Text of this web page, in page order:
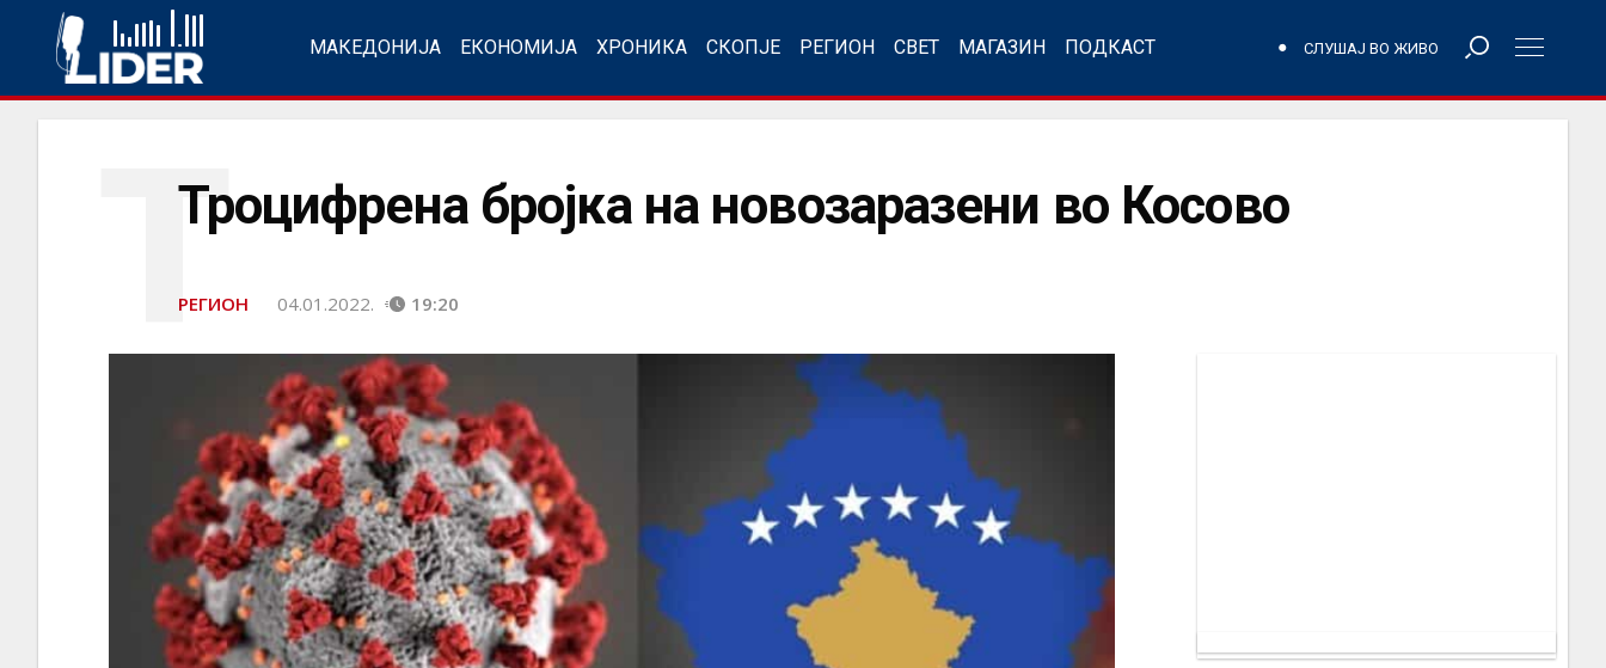
МАКЕДОНИЈА ЕКОНОМИЈА ХРОНИКА СКОПЈЕ РЕГИОН СВЕТ МАГАЗИН ПОДКАСТ СЛУШАЈ ВО ЖИВО
Троцифрена бројка на новозаразени во Косово
Т
РЕГИОН 04.01.2022. 19:20